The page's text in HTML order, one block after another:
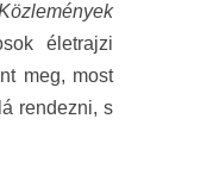
életrajzi
meg, most
rendezni, s